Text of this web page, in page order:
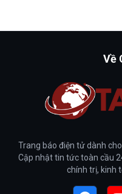
Về
Trang báo điện tử dành
Cập nhật tin tức toàn cầu
chính trị, kinh